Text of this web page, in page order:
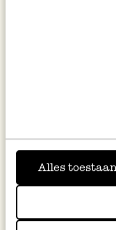
AllesGarneer
Serveer